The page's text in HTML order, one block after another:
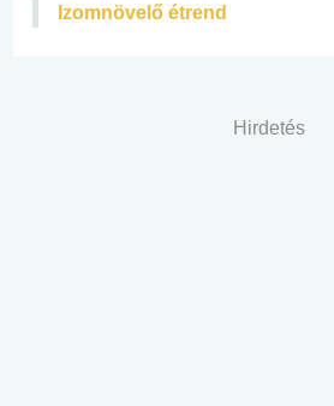
Izomnövelő étrend
Hirdetés